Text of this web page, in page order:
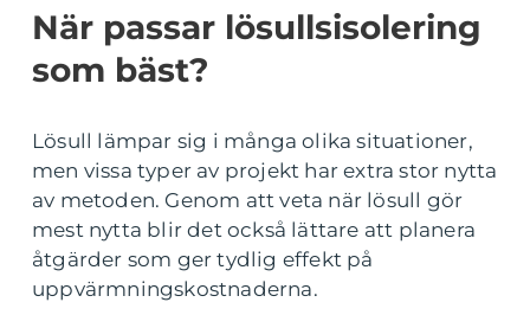
När passar lösullsisolering
som bäst?
Lösull lämpar sig i många olika situationer,
men vissa typer av projekt har extra stor nytta
av metoden. Genom att veta när lösull gör
mest nytta blir det också lättare att planera
åtgärder som ger tydlig effekt på
uppvärmningskostnaderna.